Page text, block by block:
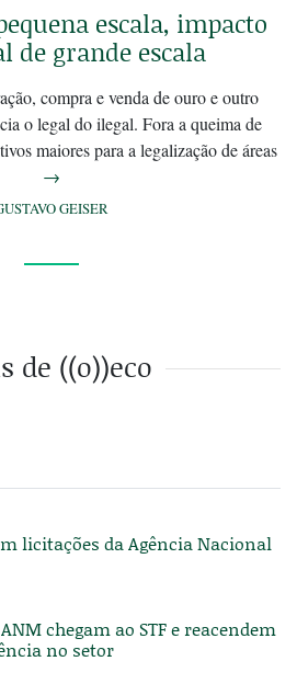
escala, impacto
de grande escala
compra e venda de ouro e outro
o legal do ilegal. Fora a queima de
maiores para a legalização de áreas
→
GEISER
de ((o))eco
licitações da Agência Nacional
chegam ao STF e reacendem
no setor